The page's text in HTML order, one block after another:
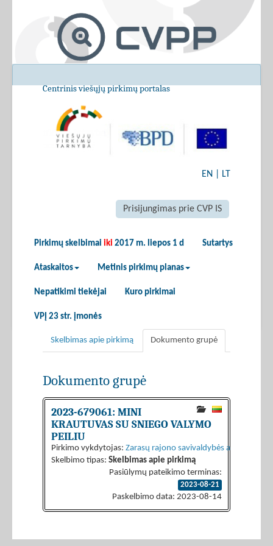
Centrinis viešųjų pirkimų portalas
EN LT
Prisijungimas prie CVP IS
Pirkimų skelbimai iki 2017 m. liepos 1 d Sutartys
Ataskaitos Metinis pirkimų planas
Nepatikimi tiekėjai Kuro pirkimai
VPĮ 23 str. įmonės
Skelbimas apie pirkimą Dokumento grupė
Dokumento grupė
2023-679061: MINI
KRAUTUVAS SU SNIEGO VALYMO
PEILIU
Pirkimo vykdytojas: Zarasų rajono savivaldybės
Skelbimo tipas: Skelbimas apie pirkimą
Pasiūlymų pateikimo terminas:
2023-08-21
Paskelbimo data: 2023-08-14